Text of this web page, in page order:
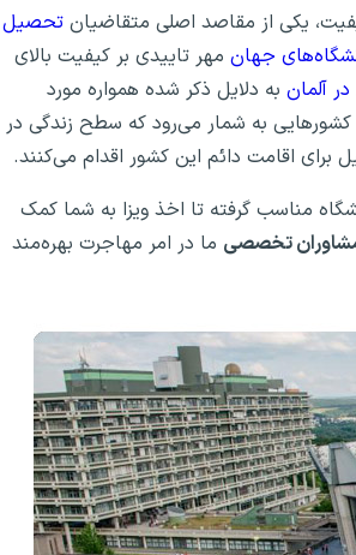
یکی از مقاصد اصلی متقاضیان تحصیل
جهان مهر تاییدی بر کیفیت بالای
آلمان به دلایل ذکر شده همواره مورد
کشورهایی به شمار می‌رود که سطح زندگی در
اقامت دائم این کشور اقدام می‌کنند.
مناسب گرفته تا اخذ ویزا به شما کمک
تخصصی ما در امر مهاجرت بهره‌مند